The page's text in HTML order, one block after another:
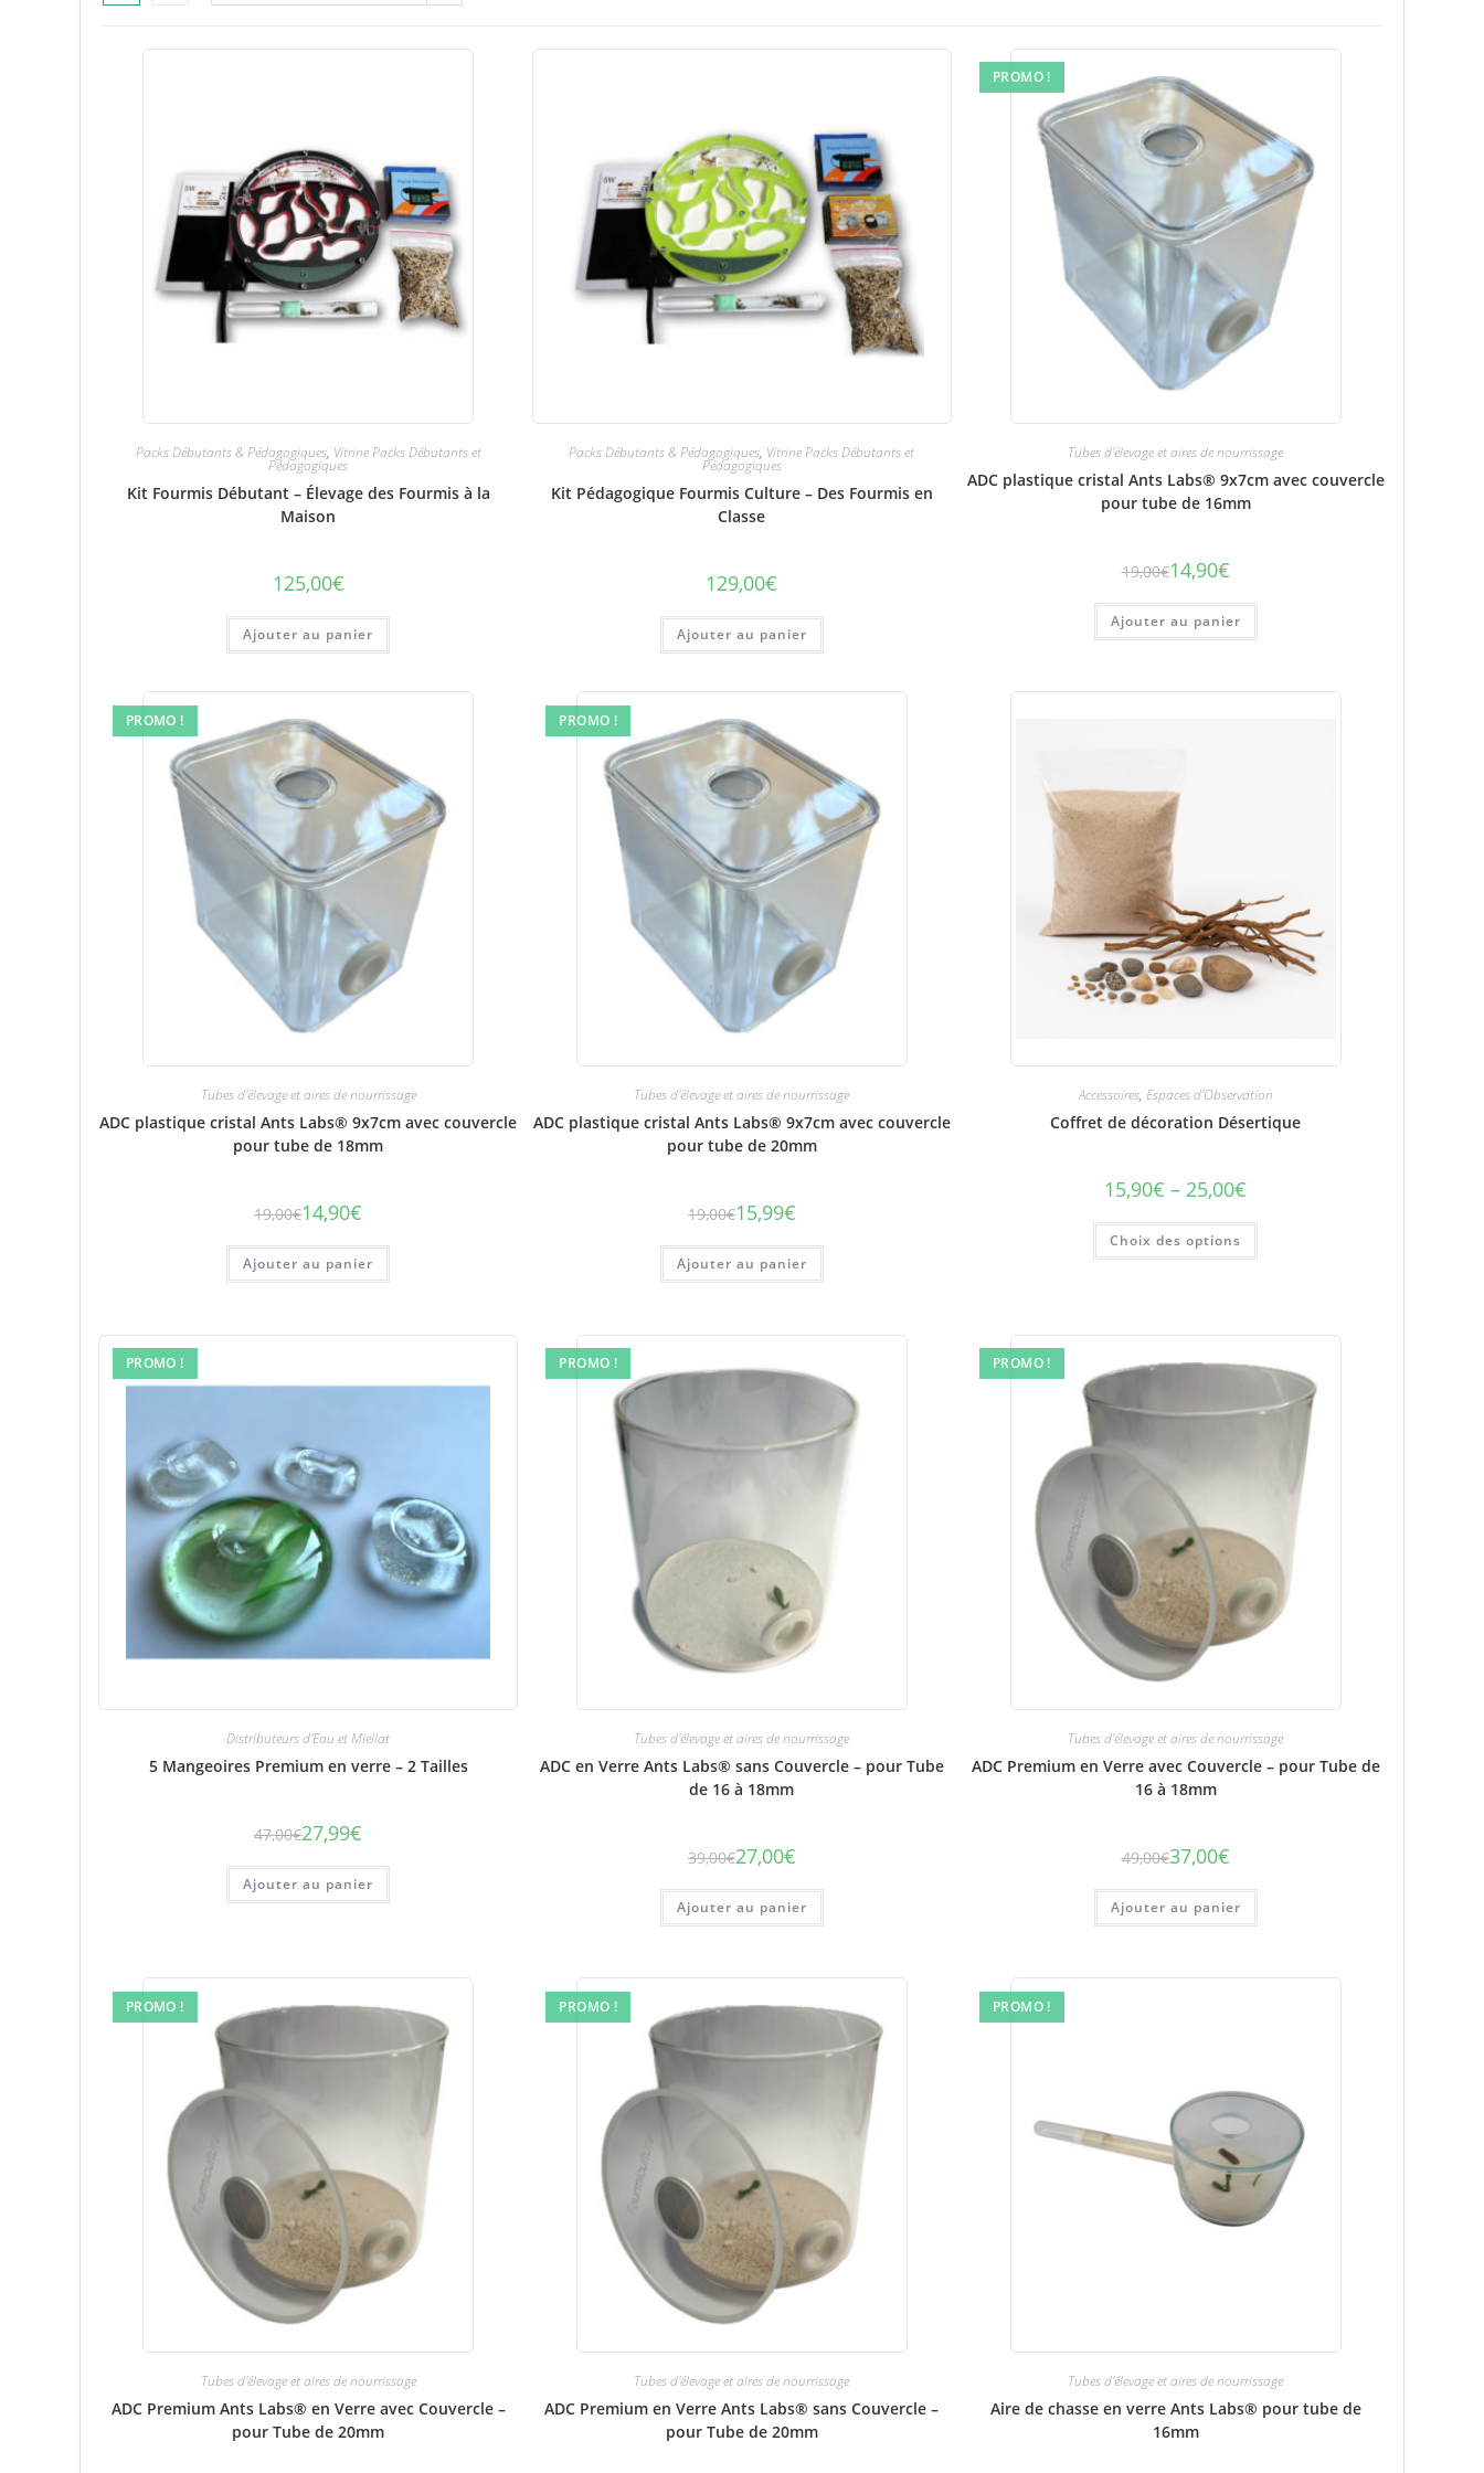
Packs Débutants & Pédagogiques, Vitrine Packs Débutants et
Pédagogiques
Kit Fourmis Débutant – Élevage des Fourmis à la
Maison
125,00€
Ajouter au panier
Packs Débutants & Pédagogiques, Vitrine Packs Débutants et
Pédagogiques
Kit Pédagogique Fourmis Culture – Des Fourmis en
Classe
129,00€
Ajouter au panier
PROMO !
Tubes d'élevage et aires de nourrissage
ADC plastique cristal Ants Labs® 9x7cm avec couvercle
pour tube de 16mm
19,00€ Le
initial
était :
19,00€.
14,90€
Le
actuel
est :
14,90€.
Ajouter au panier
PROMO !
Tubes d'élevage et aires de nourrissage
ADC plastique cristal Ants Labs® 9x7cm avec couvercle
pour tube de 18mm
19,00€ Le
initial
était :
19,00€.
14,90€
Le
actuel
est :
14,90€.
Ajouter au panier
PROMO !
Tubes d'élevage et aires de nourrissage
ADC plastique cristal Ants Labs® 9x7cm avec couvercle
pour tube de 20mm
19,00€ Le
initial
était :
19,00€.
15,99€
Le
actuel
est :
15,99€.
Ajouter au panier
Accessoires, Espaces d'Observation
Coffret de décoration Désertique
15,90€ – 25,00€
Plage
prix :
15,90€
à
Choix des options
Ce
a
peuvent
choisies
page
produit
PROMO !
Distributeurs d'Eau et Miellat
5 Mangeoires Premium en verre – 2 Tailles
47,00€ Le
initial
était :
47,00€.
27,99€
Le
actuel
est :
27,99€.
Ajouter au panier
PROMO !
Tubes d'élevage et aires de nourrissage
ADC en Verre Ants Labs® sans Couvercle – pour Tube
de 16 à 18mm
39,00€ Le
initial
était :
39,00€.
27,00€
Le
actuel
est :
27,00€.
Ajouter au panier
PROMO !
Tubes d'élevage et aires de nourrissage
ADC Premium en Verre avec Couvercle – pour Tube de
16 à 18mm
49,00€ Le
initial
était :
49,00€.
37,00€
Le
actuel
est :
37,00€.
Ajouter au panier
PROMO !
Tubes d'élevage et aires de nourrissage
ADC Premium Ants Labs® en Verre avec Couvercle –
pour Tube de 20mm
PROMO !
Tubes d'élevage et aires de nourrissage
ADC Premium en Verre Ants Labs® sans Couvercle –
pour Tube de 20mm
PROMO !
Tubes d'élevage et aires de nourrissage
Aire de chasse en verre Ants Labs® pour tube de
16mm